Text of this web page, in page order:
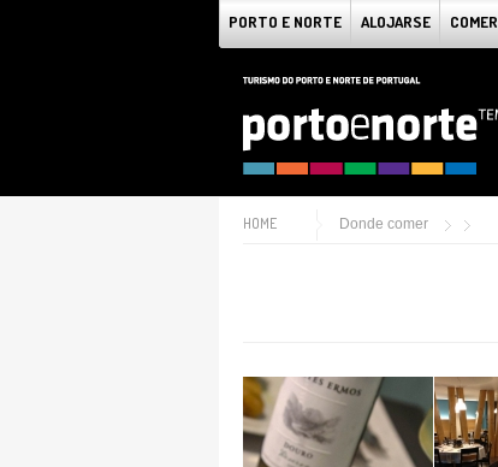
PORTO E NORTE ALOJARSE COMER
HOME Donde comer